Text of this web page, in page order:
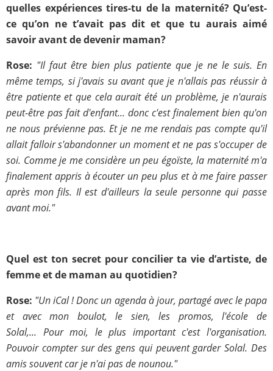
quelles expériences tires-tu de la maternité? Qu’est-
ce qu’on ne t’avait pas dit et que tu aurais aimé
savoir avant de devenir maman?
Rose: "Il faut être bien plus patiente que je ne le suis. En
même temps, si j'avais su avant que je n'allais pas réussir à
être patiente et que cela aurait été un problème, je n'aurais
peut-être pas fait d'enfant... donc c'est finalement bien qu'on
ne nous prévienne pas. Et je ne me rendais pas compte qu'il
allait falloir s'abandonner un moment et ne pas s'occuper de
soi. Comme je me considère un peu égoïste, la maternité m'a
finalement appris à écouter un peu plus et à me faire passer
après mon fils. Il est d'ailleurs la seule personne qui passe
avant moi."
Quel est ton secret pour concilier ta vie d’artiste, de
femme et de maman au quotidien?
Rose: "Un iCal ! Donc un agenda à jour, partagé avec le papa
et avec mon boulot, le sien, les promos, l'école de
Solal,... Pour moi, le plus important c'est l'organisation.
Pouvoir compter sur des gens qui peuvent garder Solal. Des
amis souvent car je n'ai pas de nounou."